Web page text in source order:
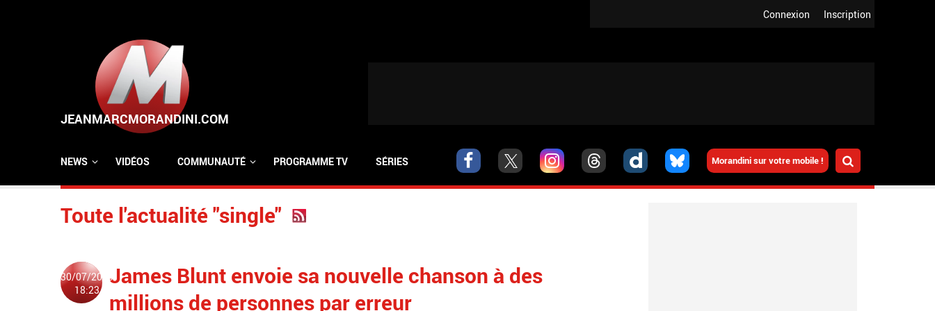
Inscription
Connexion
Morandini sur votre mobile !
NEWS VIDÉOS COMMUNAUTÉ PROGRAMME TV SÉRIES
Toute l'actualité "single"
30/07/2013
18:23
James Blunt envoie sa nouvelle chanson à des
millions de personnes par erreur